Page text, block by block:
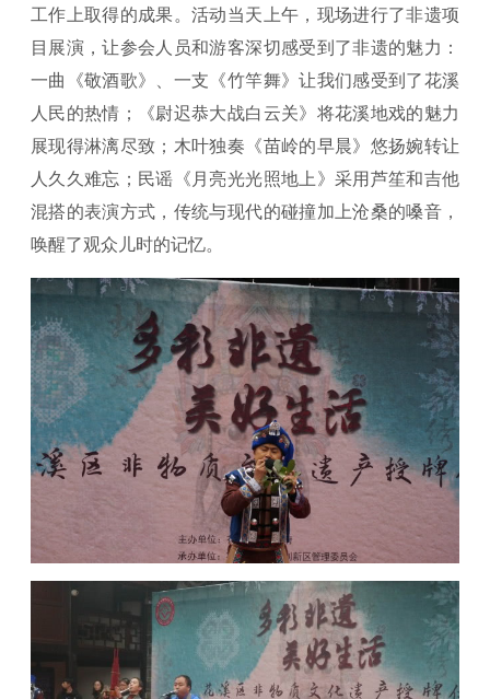
工作上取得的成果。活动当天上午，现场进行了非遗项
目展演，让参会人员和游客深切感受到了非遗的魅力：
一曲《敬酒歌》、一支《竹竿舞》让我们感受到了花溪
人民的热情；《尉迟恭大战白云关》将花溪地戏的魅力
展现得淋漓尽致；木叶独奏《苗岭的早晨》悠扬婉转让
人久久难忘；民谣《月亮光光照地上》采用芦笙和吉他
混搭的表演方式，传统与现代的碰撞加上沧桑的嗓音，
唤醒了观众儿时的记忆。